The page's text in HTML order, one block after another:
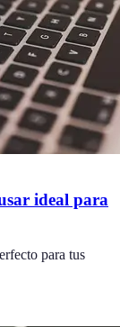
ideal para
para tus